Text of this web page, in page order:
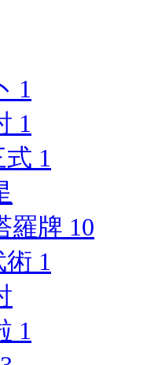
1
1
式 1
羅牌 10
術 1
1